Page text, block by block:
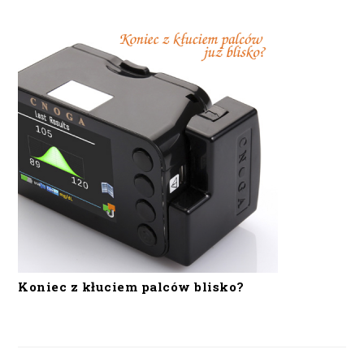
Koniec z kłuciem palców blisko?